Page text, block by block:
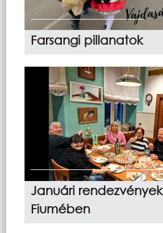
Farsangi pillanatok
Januári rendezvények
Fiumében